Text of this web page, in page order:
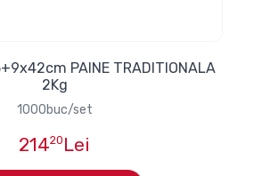
PAINE TRADITIONALA
2Kg
1000buc/set
21420 Lei